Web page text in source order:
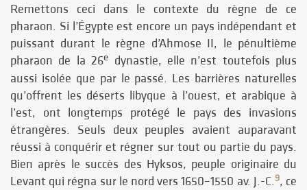
Remettons ceci dans le contexte du règne de ce
pharaon. Si l’Égypte est encore un pays indépendant et
puissant durant le règne d’Ahmose II, le pénultième
pharaon de la 26e dynastie, elle n’est toutefois plus
aussi isolée que par le passé. Les barrières naturelles
qu’offrent les déserts libyque à l’ouest, et arabique à
l’est, ont longtemps protégé le pays des invasions
étrangères. Seuls deux peuples avaient auparavant
réussi à conquérir et régner sur tout ou partie du pays.
Bien après le succès des Hyksos, peuple originaire du
Levant qui régna sur le nord vers 1650–1550 av. J.-C.9, ce